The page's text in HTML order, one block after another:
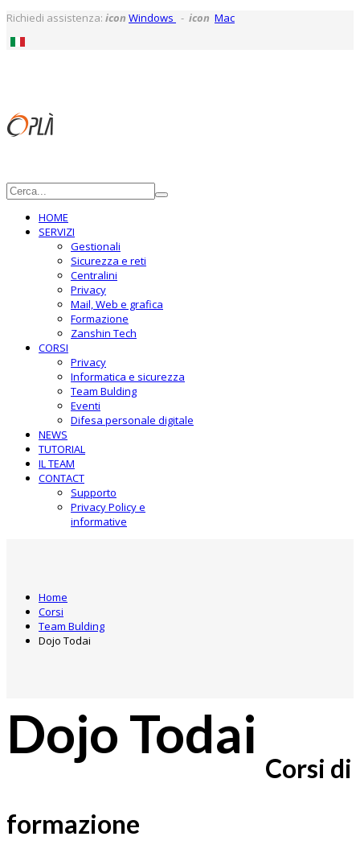
Richiedi assistenza: icon Windows - icon Mac
HOME
SERVIZI
Gestionali
Sicurezza e reti
Centralini
Privacy
Mail, Web e grafica
Formazione
Zanshin Tech
CORSI
Privacy
Informatica e sicurezza
Team Bulding
Eventi
Difesa personale digitale
NEWS
TUTORIAL
IL TEAM
CONTACT
Supporto
Privacy Policy e
informative
Home
Corsi
Team Bulding
Dojo Todai
Dojo Todai
Corsi di
formazione